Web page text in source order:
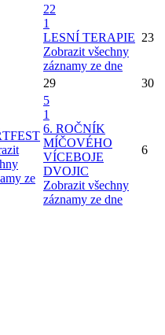
22
1
LESNÍ TERAPIE
Zobrazit všechny
záznamy ze dne
23
29 30
ze
5
1
6. ROČNÍK
MÍČOVÉHO
VÍCEBOJE
DVOJIC
Zobrazit všechny
záznamy ze dne
6